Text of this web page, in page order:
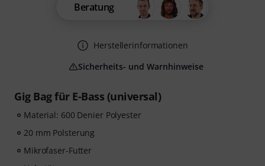
Gig Bag für E-Bass (universal)
Material: 600 Denier Polyester
20 mm Polsterung
Mikrofaser-Futter
Beratung
Herstellerinformationen
Sicherheits- und Warnhinweise